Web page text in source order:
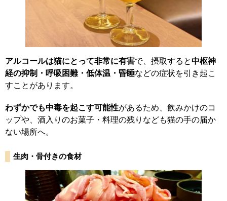
アルコールは猫にとって非常に有害で、摂取すると中枢神
経の抑制・呼吸困難・低体温・昏睡などの症状を引き起こ
すことがあります。
わずかでも中毒を起こす可能性があるため、飲みかけのコ
ップや、酒入りのお菓子・料理の残りなども猫の手の届か
ない場所へ。
生肉・骨付きの食材